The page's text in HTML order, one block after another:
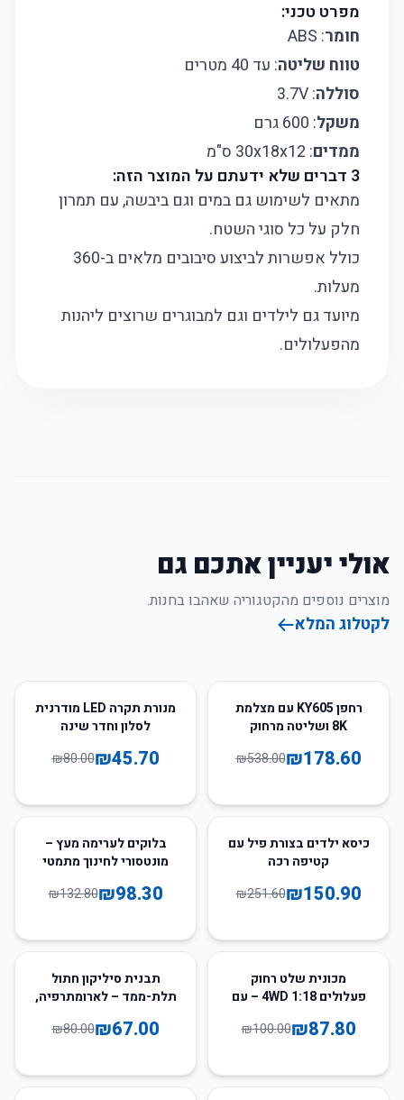
מפרט טכני:
חומר: ABS
טווח שליטה: עד 40 מטרים
סוללה: 3.7V
משקל: 600 גרם
ממדים: 30x18x12 ס"מ
3 דברים שלא ידעתם על המוצר הזה:
מתאים לשימוש גם במים וגם ביבשה, עם תמרון
חלק על כל סוגי השטח.
כולל אפשרות לביצוע סיבובים מלאים ב-360
מעלות.
מיועד גם לילדים וגם למבוגרים שרוצים ליהנות
מהפעלולים.
אולי יעניין אתכם גם
מוצרים נוספים מהקטגוריה שאהבו בחנות.
לקטלוג המלא
67
רחפן KY605 עם מצלמת
8K ושליטה מרחוק
₪178.60
₪538.00
43%
מנורת תקרה LED מודרנית
לסלון וחדר שינה
₪45.70
₪80.00
40%כיסא ילדים בצורת פיל עם
קטיפה רכה
₪150.90
₪251.60
26
בלוקים לערימה מעץ –
מונטסורי לחינוך מתמטי
₪98.30
₪132.80
מכונית שלט רחוק
פעלולים 4WD 1:18 – עם
₪87.80
₪100.00
תבנית סיליקון חתול
תלת-ממד – לארומתרפיה,
₪67.00
₪80.00